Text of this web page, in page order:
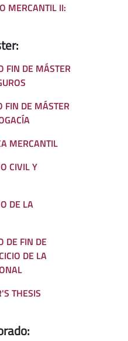
MERCANTIL II:
FIN DE MÁSTER
FIN DE MÁSTER
MERCANTIL
CIVIL Y
DE LA
DE FIN DE
DE LA
THESIS